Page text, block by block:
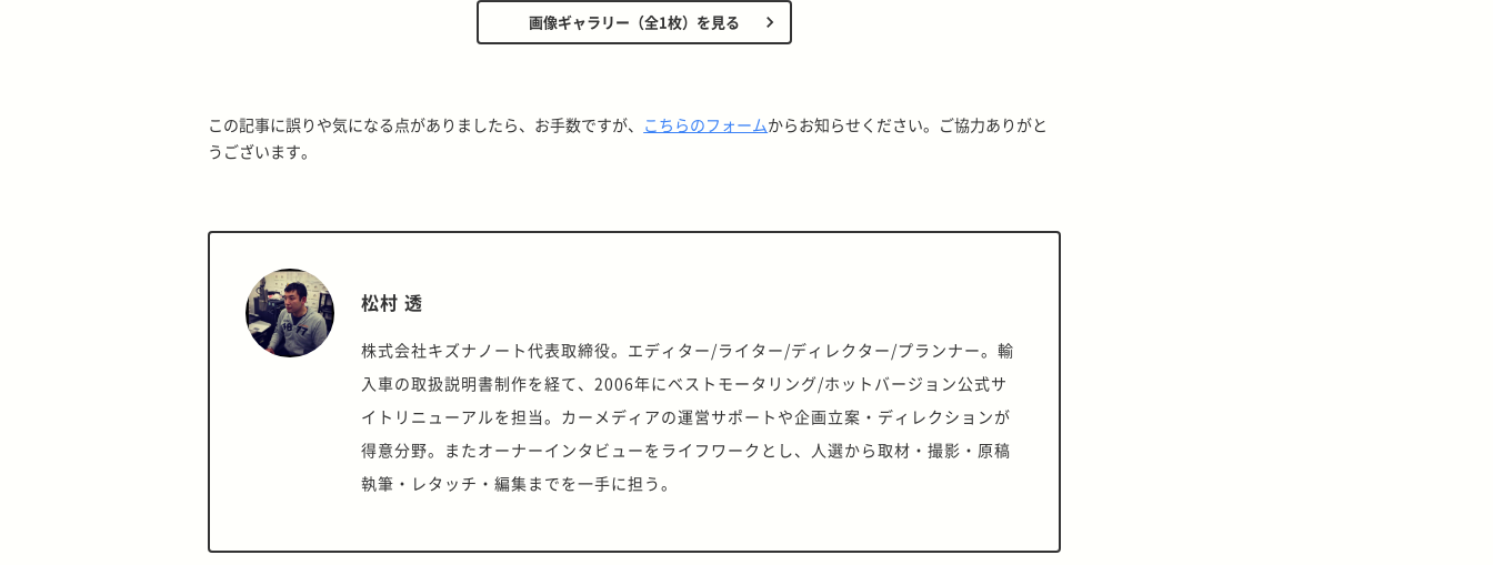
画像ギャラリー（全1枚）を見る
この記事に誤りや気になる点がありましたら、お手数ですが、 こちらのフォームからお知らせください。ご協力ありがと
うございます。
松村 透
株式会社キズナノート代表取締役。エディター/ライター/ディレクター/プランナー。輸
入車の取扱説明書制作を経て、2006年にベストモータリング/ホットバージョン公式サ
イトリニューアルを担当。カーメディアの運営サポートや企画立案・ディレクションが
得意分野。またオーナーインタビューをライフワークとし、人選から取材・撮影・原稿
執筆・レタッチ・編集までを一手に担う。